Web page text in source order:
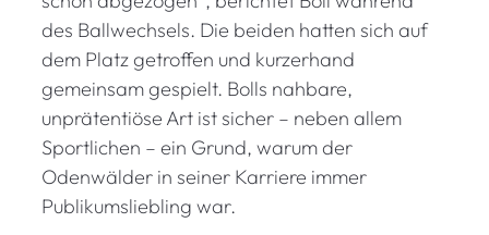
des Ballwechsels. Die beiden hatten sich auf
dem Platz getroffen und kurzerhand
gemeinsam gespielt. Bolls nahbare,
unprätentiöse Art ist sicher – neben allem
Sportlichen – ein Grund, warum der
Odenwälder in seiner Karriere immer
Publikumsliebling war.